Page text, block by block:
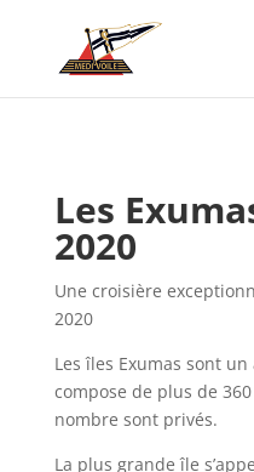
Les
2020
Une croisière
2020
Les îles Exumas sont
compose de plus de
nombre sont privés.
La plus grande île